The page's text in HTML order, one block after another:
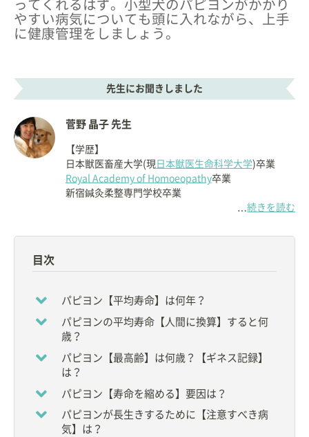
ってくれるはず。小型犬のパピヨンがかかり
やすい病気についても頭に入れながら、上手
に健康管理をしましょう。
先生にお聞きしました
菅野 晶子 先生
【学歴】
日本獣医畜産大学(現 日本獣医生命科学大学)卒業
Royal Academy of Homoeopathy卒業
新宿鍼灸柔整専門学校卒業
Aki Holistic Veterinary Care にて
◇CCLT(Crystal Color Light Therapy)
などを用いたホリスティックケア
【資格】
◇獣医師
◇日本獣医ホメオパシー認定医
【所属団体・学会】
…続きを読む
目次
パピヨン【平均寿命】は何年？
パピヨンの平均寿命【人間に換算】すると何
歳？
パピヨン【最高齢】は何歳？【ギネス記録】
は？
パピヨン【寿命を縮める】要因は？
パピヨンが長生きするために【注意すべき病
気】は？